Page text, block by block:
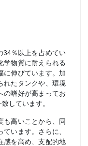
34％以上を占めてい
学物質に耐えられる
に伸びています。加
れたタンクや、環境
の嗜好が高まってお
しています。
も高いことから、同
います。さらに、
感を高め、支配的地